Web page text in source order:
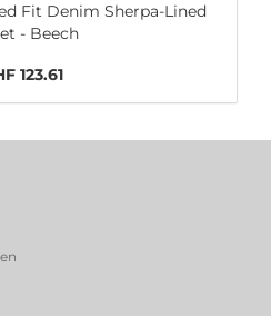
Fit Denim Sherpa-Lined
- Beech
123.61